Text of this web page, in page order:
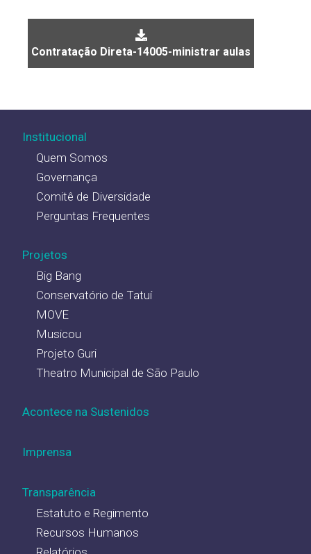
Contratação Direta-14005-ministrar aulas
Institucional
Quem Somos
Governança
Comitê de Diversidade
Perguntas Frequentes
Projetos
Big Bang
Conservatório de Tatuí
MOVE
Musicou
Projeto Guri
Theatro Municipal de São Paulo
Acontece na Sustenidos
Imprensa
Transparência
Estatuto e Regimento
Recursos Humanos